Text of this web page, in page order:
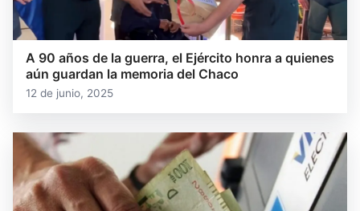
A 90 años de la guerra, el Ejército honra a quienes
aún guardan la memoria del Chaco
12 de junio, 2025